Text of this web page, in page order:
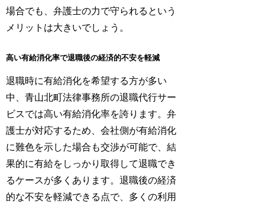
場合でも、弁護士の力で守られるという
メリットは大きいでしょう。
高い有給消化率で退職後の経済的不安を軽減
退職時に有給消化を希望する方が多い
中、青山北町法律事務所の退職代行サー
ビスでは高い有給消化率を誇ります。弁
護士が対応するため、会社側が有給消化
に難色を示した場合も交渉が可能で、結
果的に有給をしっかり取得して退職でき
るケースが多くあります。退職後の経済
的な不安を軽減できる点で、多くの利用